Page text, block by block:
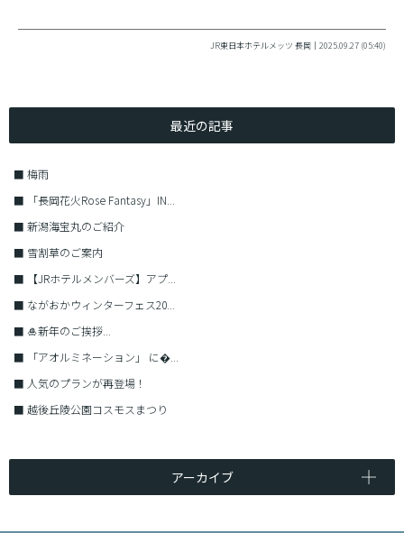
JR東日本ホテルメッツ 長岡｜2025.09.27 (05:40)
最近の記事
■ 梅雨
■
「長岡花火Rose Fantasy」IN...
■ 新潟海宝丸のご紹介
■ 雪割草のご案内
■
【JRホテルメンバーズ】アプ...
■ ながおかウィンターフェス20...
■ 🎍新年のご挨拶...
■
「アオルミネーション」 に�...
■ 人気のプランが再登場！
■ 越後丘陵公園コスモスまつり
アーカイブ